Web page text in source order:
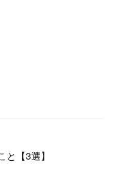
【3選】